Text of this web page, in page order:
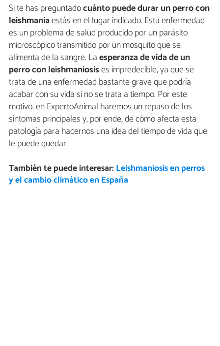
Si te has preguntadocuánto puede durar un perro con
leishmaniaestás en el lugar indicado. Esta enfermedad
es un problema de salud producido por un parásito
microscópico transmitido por un mosquito que se
alimenta de la sangre. Laesperanza de vida de un
perro con leishmaniosises impredecible, ya que se
trata de una enfermedad bastante grave que podría
acabar con su vida si no se trata a tiempo. Por este
motivo, en ExpertoAnimal haremos un repaso de los
síntomas principales y, por ende, de cómo afecta esta
patología para hacernos una idea del tiempo de vida que
le puede quedar.
También te puede interesar: Leishmaniosis en perros
y el cambio climático en España